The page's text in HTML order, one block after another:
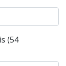
(54